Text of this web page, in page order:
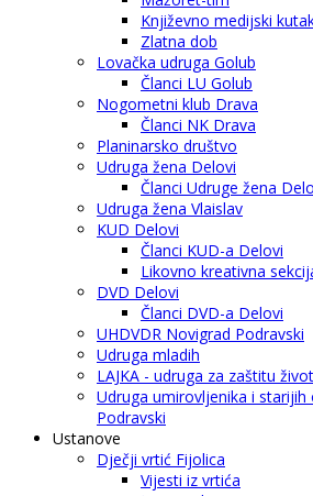
Književno medijski
Zlatna dob
Lovačka udruga Golub
Članci LU Golub
Nogometni klub Drava
Članci NK Drava
Planinarsko društvo
Udruga žena Delovi
Članci Udruge žena
Udruga žena Vlaislav
KUD Delovi
Članci KUD-a Delovi
Likovno kreativna
DVD Delovi
Članci DVD-a Delovi
UHDVDR Novigrad Podravski
Udruga mladih
LAJKA - udruga za zaštitu
Udruga umirovljenika i starijih
Podravski
Ustanove
Dječji vrtić Fijolica
Vijesti iz vrtića